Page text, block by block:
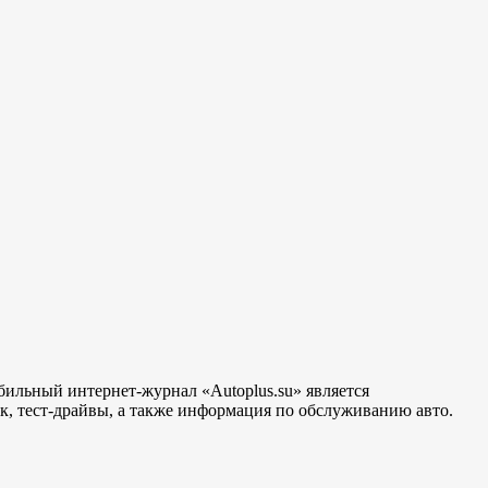
интернет-журнал «Autoplus.su» является
тест-драйвы, а также информация по обслуживанию авто.